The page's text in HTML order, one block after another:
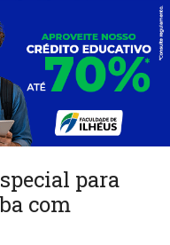
para
com